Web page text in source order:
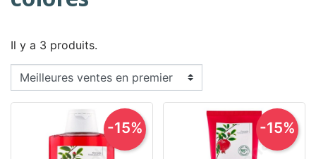
Il y a 3 produits.
-15% -15%